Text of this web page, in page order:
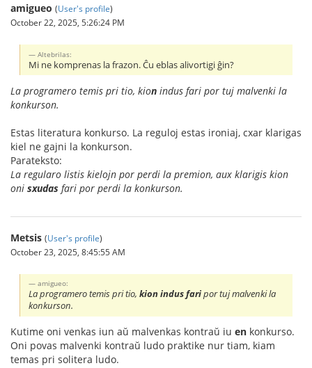
amigueo (User's profile)
October 22, 2025, 5:26:24 PM
Altebrilas:
Mi ne komprenas la frazon. Ĉu eblas alivortigi ĝin?
La programero temis pri tio, kion indus fari por tuj malvenki la
konkurson.
Estas literatura konkurso. La reguloj estas ironiaj, cxar klarigas
kiel ne gajni la konkurson.
Parateksto:
La regularo listis kielojn por perdi la premion, aux klarigis kion
oni sxudas fari por perdi la konkurson.
Metsis (User's profile)
October 23, 2025, 8:45:55 AM
amigueo:
La programero temis pri tio,kion indus faripor tuj malvenki la
konkurson.
Kutime oni venkas iun aŭ malvenkas kontraŭ iu en konkurso.
Oni povas malvenki kontraŭ ludo praktike nur tiam, kiam
temas pri solitera ludo.